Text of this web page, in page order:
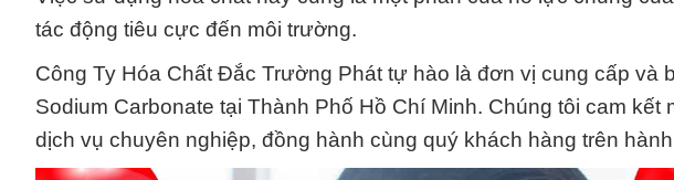
tác động tiêu cực đến môi trường.
Công Ty Hóa Chất Đắc Trường Phát tự hào là đơn vị cung cấp và
Sodium Carbonate tại Thành Phố Hồ Chí Minh. Chúng tôi cam
dịch vụ chuyên nghiệp, đồng hành cùng quý khách hàng trên